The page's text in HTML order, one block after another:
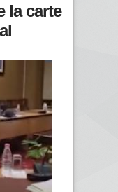
la carte